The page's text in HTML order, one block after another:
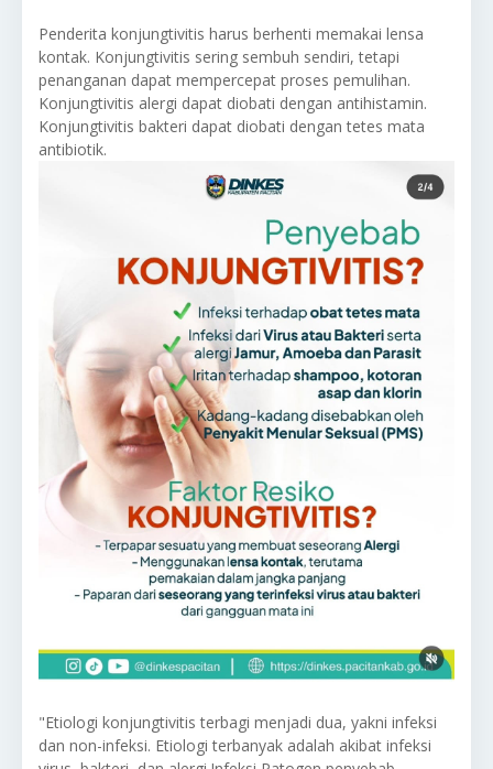
Penderita konjungtivitis harus berhenti memakai lensa
kontak. Konjungtivitis sering sembuh sendiri, tetapi
penanganan dapat mempercepat proses pemulihan.
Konjungtivitis alergi dapat diobati dengan antihistamin.
Konjungtivitis bakteri dapat diobati dengan tetes mata
antibiotik.
"Etiologi konjungtivitis terbagi menjadi dua, yakni infeksi
dan non-infeksi. Etiologi terbanyak adalah akibat infeksi